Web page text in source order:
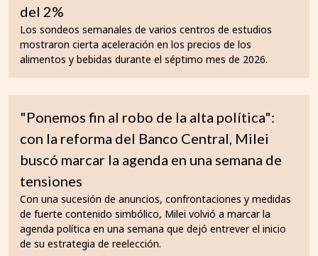
del 2%
Los sondeos semanales de varios centros de estudios
mostraron cierta aceleración en los precios de los
alimentos y bebidas durante el séptimo mes de 2026.
"Ponemos fin al robo de la alta política":
con la reforma del Banco Central, Milei
buscó marcar la agenda en una semana de
tensiones
Con una sucesión de anuncios, confrontaciones y medidas
de fuerte contenido simbólico, Milei volvió a marcar la
agenda política en una semana que dejó entrever el inicio
de su estrategia de reelección.